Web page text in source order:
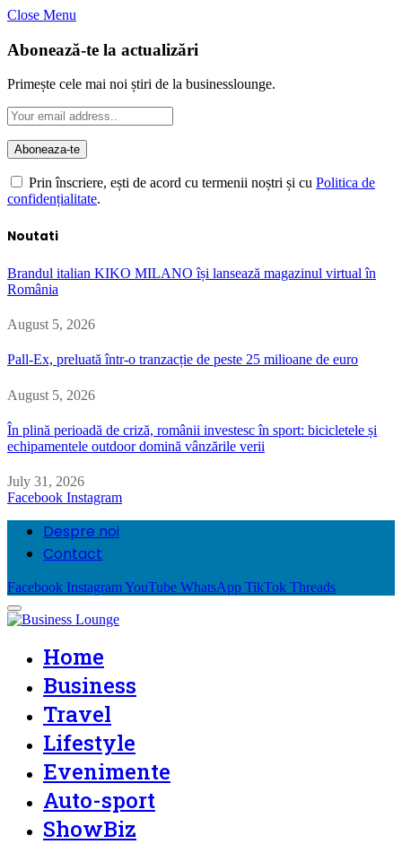
Close Menu
Abonează-te la actualizări
Primește cele mai noi știri de la businesslounge.
Prin înscriere, ești de acord cu termenii noștri și cu Politica de
confidențialitate.
Noutati
Brandul italian KIKO MILANO își lansează magazinul virtual în
România
August 5, 2026
Pall-Ex, preluată într-o tranzacție de peste 25 milioane de euro
August 5, 2026
În plină perioadă de criză, românii investesc în sport: bicicletele și
echipamentele outdoor domină vânzările verii
July 31, 2026
Facebook Instagram
Despre noi
Contact
Facebook InstagramYouTube WhatsApp TikTok Threads
Home
Business
Travel
Lifestyle
Evenimente
Auto-sport
ShowBiz